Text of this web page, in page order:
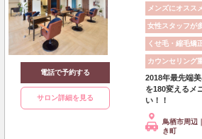
電話で予約する
サロン詳細を見る
メンズにオスス
女性スタッフが
くせ毛・縮毛矯
カウンセリング
2018年最先端
を180変えるメ
い！！
鳥栖市周辺
き町